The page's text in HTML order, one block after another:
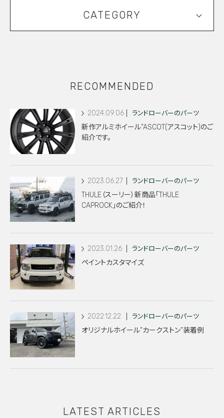
CATEGORY
RECOMMENDED
2024.09.06 ランドローバーのパーツ
新作アルミホイール”ASCOT(アスコット)のご
紹介です。
2023.06.27 ランドローバーのパーツ
THULE（スーリー）新商品「THULE
CAPROCK」のご紹介！
2023.01.26 ランドローバーのパーツ
ペイントカスタマイズ
2022.12.22 ランドローバーのパーツ
オリジナルホイール”カークストン”装着例
LATEST ARTICLES